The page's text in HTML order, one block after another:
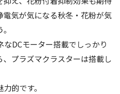
気が気になる秋冬・花粉が気
なDCモーター搭載でしっかり
プラズマクラスターは搭載し
的です。